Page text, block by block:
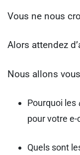
Vous ne nous
Alors attendez
Nous allons
Pourquoi les
pour votre
Quels sont